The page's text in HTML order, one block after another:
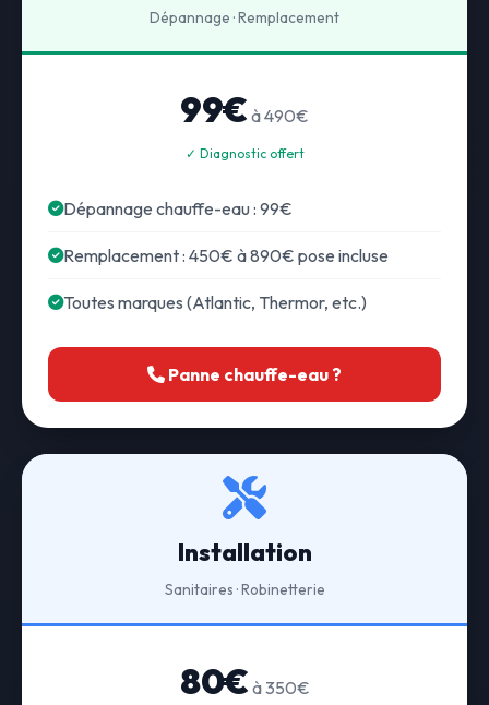
Dépannage · Remplacement
99€ à 490€
✓ Diagnostic offert
Dépannage chauffe-eau : 99€
Remplacement : 450€ à 890€ pose incluse
Toutes marques (Atlantic, Thermor, etc.)
Panne chauffe-eau ?
Installation
Sanitaires · Robinetterie
80€ à 350€